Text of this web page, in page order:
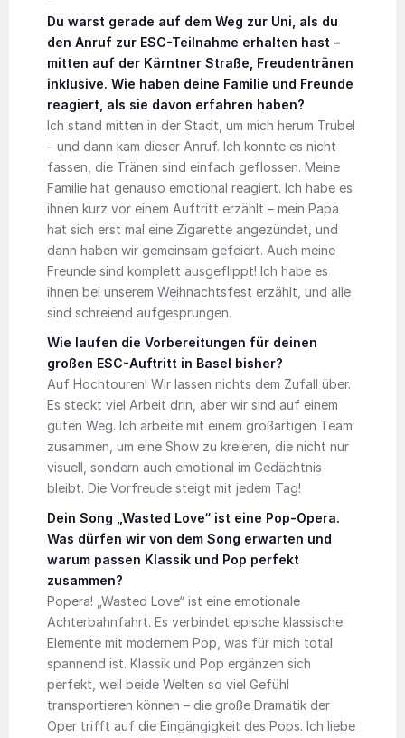
Du warst gerade auf dem Weg zur Uni, als du
den Anruf zur ESC-Teilnahme erhalten hast –
mitten auf der Kärntner Straße, Freudentränen
inklusive. Wie haben deine Familie und Freunde
reagiert, als sie davon erfahren haben?
Ich stand mitten in der Stadt, um mich herum Trubel
– und dann kam dieser Anruf. Ich konnte es nicht
fassen, die Tränen sind einfach geflossen. Meine
Familie hat genauso emotional reagiert. Ich habe es
ihnen kurz vor einem Auftritt erzählt – mein Papa
hat sich erst mal eine Zigarette angezündet, und
dann haben wir gemeinsam gefeiert. Auch meine
Freunde sind komplett ausgeflippt! Ich habe es
ihnen bei unserem Weihnachtsfest erzählt, und alle
sind schreiend aufgesprungen.
Wie laufen die Vorbereitungen für deinen
großen ESC-Auftritt in Basel bisher?
Auf Hochtouren! Wir lassen nichts dem Zufall über.
Es steckt viel Arbeit drin, aber wir sind auf einem
guten Weg. Ich arbeite mit einem großartigen Team
zusammen, um eine Show zu kreieren, die nicht nur
visuell, sondern auch emotional im Gedächtnis
bleibt. Die Vorfreude steigt mit jedem Tag!
Dein Song „Wasted Love“ ist eine Pop-Opera.
Was dürfen wir von dem Song erwarten und
warum passen Klassik und Pop perfekt
zusammen?
Popera! „Wasted Love“ ist eine emotionale
Achterbahnfahrt. Es verbindet epische klassische
Elemente mit modernem Pop, was für mich total
spannend ist. Klassik und Pop ergänzen sich
perfekt, weil beide Welten so viel Gefühl
transportieren können – die große Dramatik der
Oper trifft auf die Eingängigkeit des Pops. Ich liebe